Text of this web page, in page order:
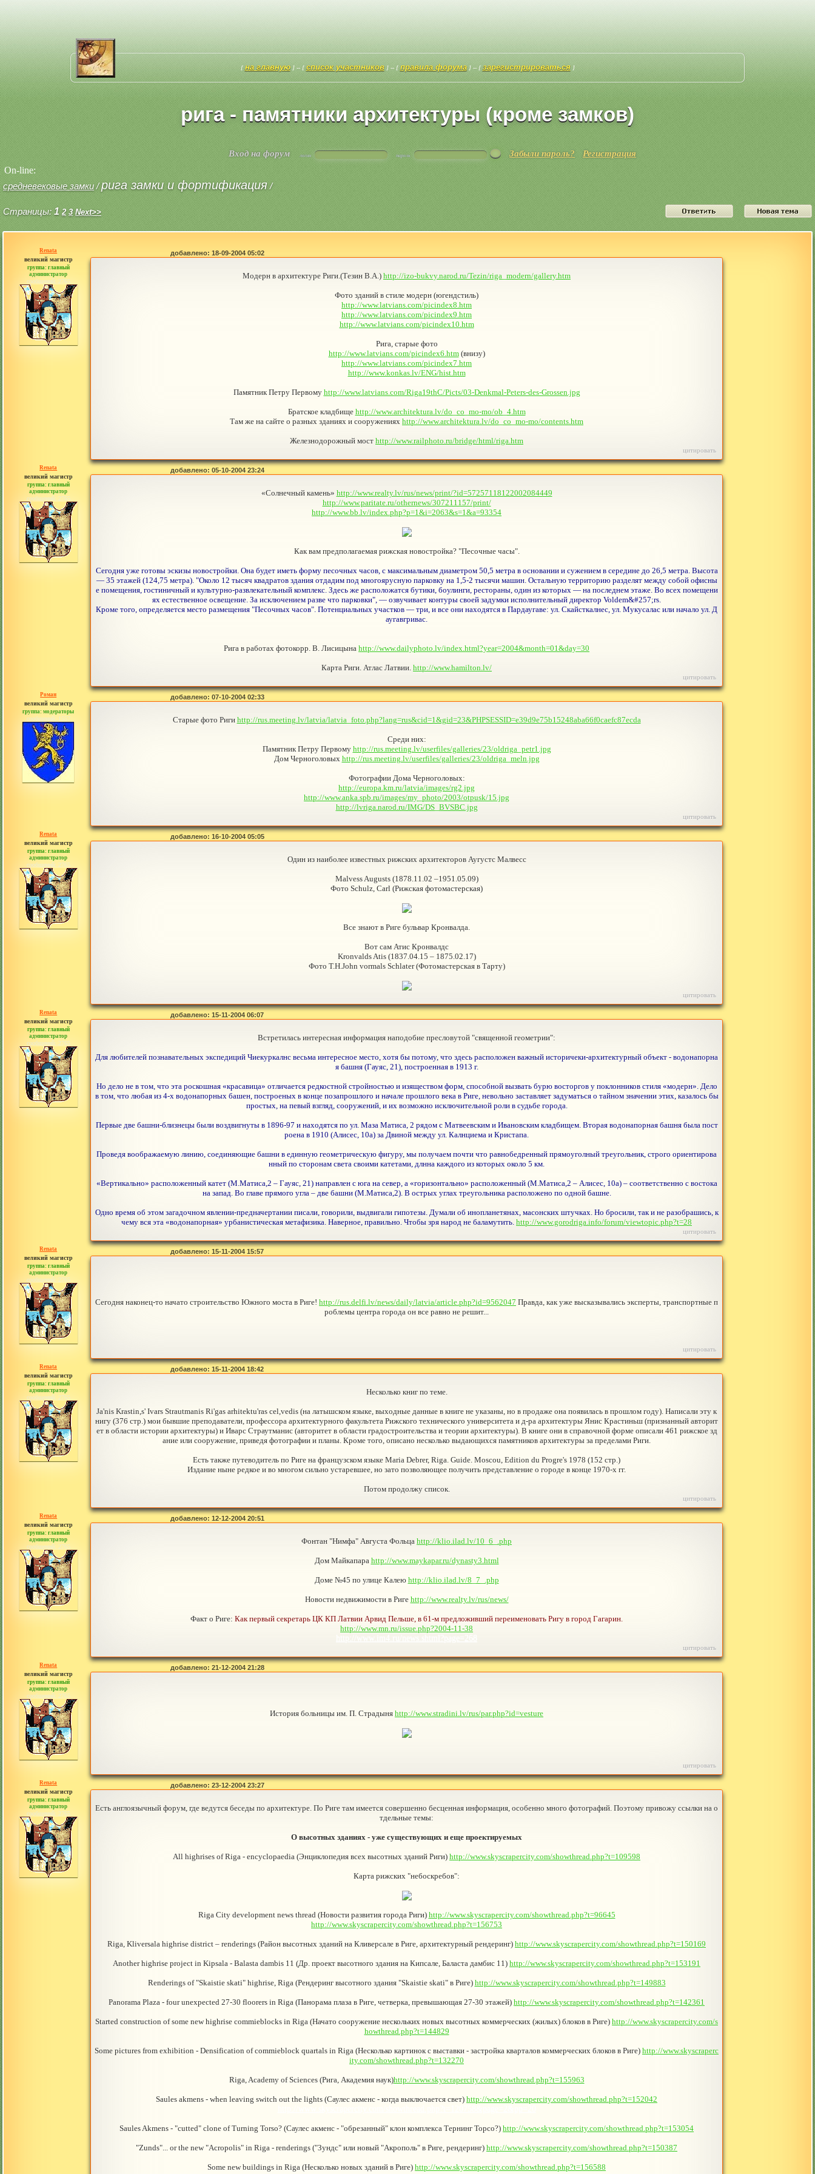
[ на главную] -- [ список участников] -- [ правила форума] -- [ зарегистрироваться]
рига - памятники архитектуры (кроме замков)
Вход на форум логин пароль Забыли пароль? Регистрация
On-line:
средневековые замки /рига замки и фортификация/
Страницы: 1 2 3 Next>>
Renata
великий магистр
группа: главный
администратор
сообщений: 2765
добавлено: 18-09-2004 05:02
Модерн в архитектуре Риги.(Тезин В.А.) http://izo-bukvy.narod.ru/Tezin/riga_modern/gallery.htm
Фото зданий в стиле модерн (югендстиль)
http://www.latvians.com/picindex8.htm
http://www.latvians.com/picindex9.htm
http://www.latvians.com/picindex10.htm
Рига, старые фото
http://www.latvians.com/picindex6.htm(внизу)
http://www.latvians.com/picindex7.htm
http://www.konkas.lv/ENG/hist.htm
Памятник Петру Первому http://www.latvians.com/Riga19thC/Picts/03-Denkmal-Peters-des-Grossen.jpg
Братское кладбище http://www.architektura.lv/do_co_mo-mo/ob_4.htm
Там же на сайте о разных зданиях и сооружениях http://www.architektura.lv/do_co_mo-mo/contents.htm
Железнодорожный мост http://www.railphoto.ru/bridge/html/riga.htm
цитировать
Renata
великий магистр
группа: главный
администратор
сообщений: 2765
добавлено: 05-10-2004 23:24
«Солнечный камень» http://www.realty.lv/rus/news/print/?id=57257118122002084449
http://www.paritate.ru/othernews/307211157/print/
http://www.bb.lv/index.php?p=1&i=2063&s=1&a=93354
Как вам предполагаемая рижская новостройка? "Песочные часы".
Сегодня уже готовы эскизы новостройки. Она будет иметь форму песочных часов, с максимальным диаметром 50,5 метра в основании и сужением в середине до 26,5 метра. Высота
— 35 этажей (124,75 метра). "Около 12 тысяч квадратов здания отдадим под многоярусную парковку на 1,5-2 тысячи машин. Остальную территорию разделят между собой офисны
е помещения, гостиничный и культурно-развлекательный комплекс. Здесь же расположатся бутики, боулинги, рестораны, один из которых — на последнем этаже. Во всех помещени
ях естественное освещение. За исключением разве что парковки", — озвучивает контуры своей задумки исполнительный директор Voldem&#257;rs.
Кроме того, определяется место размещения "Песочных часов". Потенциальных участков — три, и все они находятся в Пардаугаве: ул. Скайсткалнес, ул. Мукусалас или начало ул. Д
аугавгривас.
Рига в работах фотокорр. В. Лисицына http://www.dailyphoto.lv/index.html?year=2004&month=01&day=30
Карта Риги. Атлас Латвии. http://www.hamilton.lv/
цитировать
Роман
великий магистр
группа: модераторы
сообщений: 1557
добавлено: 07-10-2004 02:33
Старые фото Риги http://rus.meeting.lv/latvia/latvia_foto.php?lang=rus&cid=1&gid=23&PHPSESSID=e39d9e75b15248aba66f0caefc87ecda
Среди них:
Памятник Петру Первому http://rus.meeting.lv/userfiles/galleries/23/oldriga_petr1.jpg
Дом Черноголовых http://rus.meeting.lv/userfiles/galleries/23/oldriga_meln.jpg
Фотографии Дома Черноголовых:
http://europa.km.ru/latvia/images/rg2.jpg
http://www.anka.spb.ru/images/my_photo/2003/otpusk/15.jpg
http://lvriga.narod.ru/IMG/DS_BVSBC.jpg
цитировать
Renata
великий магистр
группа: главный
администратор
сообщений: 2765
добавлено: 16-10-2004 05:05
Один из наиболее известных рижских архитекторов Аугустс Малвесс
Malvess Augusts (1878.11.02 –1951.05.09)
Фото Schulz, Carl (Рижская фотомастерская)
Все знают в Риге бульвар Кронвалда.
Вот сам Атис Кронвалдс
Kronvalds Atis (1837.04.15 – 1875.02.17)
Фото T.H.John vormals Schlater (Фотомастерская в Тарту)
цитировать
Renata
великий магистр
группа: главный
администратор
сообщений: 2765
добавлено: 15-11-2004 06:07
Встретилась интересная информация наподобие пресловутой "священной геометрии":
Для любителей познавательных экспедиций Чиекуркалнс весьма интересное место, хотя бы потому, что здесь расположен важный историчеки-архитектурный объект - водонапорна
я башня (Гауяс, 21), построенная в 1913 г.
Но дело не в том, что эта роскошная «красавица» отличается редкостной стройностью и изяществом форм, способной вызвать бурю восторгов у поклонников стиля «модерн». Дело
в том, что любая из 4-х водонапорных башен, построеных в конце позапрошлого и начале прошлого века в Риге, невольно заставляет задуматься о тайном значении этих, казалось бы
простых, на певый взгляд, сооружений, и их возможно исключительной роли в судьбе города.
Первые две башни-близнецы были воздвигнуты в 1896-97 и находятся по ул. Маза Матиса, 2 рядом с Матвеевским и Ивановским кладбищем. Вторая водонапорная башня была пост
роена в 1910 (Алисес, 10а) за Двиной между ул. Калнциема и Кристапа.
Проведя воображаемую линию, соединяющие башни в единную геометрическую фигуру, мы получаем почти что равнобедренный прямоуголный треугольник, строго ориентирова
нный по сторонам света своими катетами, длнна каждого из которых около 5 км.
«Вертикально» расположенный катет (М.Матиса,2 – Гауяс, 21) направлен с юга на север, а «горизонтально» расположенный (М.Матиса,2 – Алисес, 10а) – соответственно с востока
на запад. Во главе прямого угла – две башни (М.Матиса,2). В острых углах треугольника расположено по одной башне.
Одно время об этом загадочном явлении-предначертании писали, говорили, выдвигали гипотезы. Думали об инопланетянах, масонских штучках. Но бросили, так и не разобрашись, к
чему вся эта «водонапорная» урбанистическая метафизика. Наверное, правильно. Чтобы зря народ не баламутить. http://www.gorodriga.info/forum/viewtopic.php?t=28
цитировать
Renata
великий магистр
группа: главный
администратор
сообщений: 2765
добавлено: 15-11-2004 15:57
Сегодня наконец-то начато строительство Южного моста в Риге! http://rus.delfi.lv/news/daily/latvia/article.php?id=9562047 Правда, как уже высказывались эксперты, транспортные п
роблемы центра города он все равно не решит...
цитировать
Renata
великий магистр
группа: главный
администратор
сообщений: 2765
добавлено: 15-11-2004 18:42
Несколько книг по теме.
Ja'nis Krastin,s' Ivars Strautmanis Ri'gas arhitektu'ras cel,vedis (на латышском языке, выходные данные в книге не указаны, но в продаже она появилась в прошлом году). Написали эту к
нигу (376 стр.) мои бывшие преподаватели, профессора архитектурного факультета Рижского технического университета и д-ра архитектуры Янис Крастиньш (признанный авторит
ет в области истории архитектуры) и Иварс Страутманис (авторитет в области градостроительства и теории архитектуры). В книге они в справочной форме описали 461 рижское зд
ание или сооружение, приведя фотографии и планы. Кроме того, описано несколько выдающихся памятников архитектуры за пределами Риги.
Есть также путеводитель по Риге на французском языке Maria Debrer, Riga. Guide. Moscou, Edition du Progre's 1978 (152 стр.)
Издание ныне редкое и во многом сильно устаревшее, но зато позволяющее получить представление о городе в конце 1970-х гг.
Потом продолжу список.
цитировать
Renata
великий магистр
группа: главный
администратор
сообщений: 2765
добавлено: 12-12-2004 20:51
Фонтан "Нимфа" Августа Фольца http://klio.ilad.lv/10_6_.php
Дом Майкапара http://www.maykapar.ru/dynasty3.html
Доме №45 по улице Калею http://klio.ilad.lv/8_7_.php
Новости недвижимости в Риге http://www.realty.lv/rus/news/
Факт о Риге: Как первый секретарь ЦК КП Латвии Арвид Пельше, в 61-м предложивший переименовать Ригу в город Гагарин.
http://www.mn.ru/issue.php?2004-11-38
цитировать
Renata
великий магистр
группа: главный
администратор
сообщений: 2765
добавлено: 21-12-2004 21:28
История больницы им. П. Страдыня http://www.stradini.lv/rus/par.php?id=vesture
цитировать
Renata
великий магистр
группа: главный
администратор
сообщений: 2765
добавлено: 23-12-2004 23:27
Есть англоязычный форум, где ведутся беседы по архитектуре. По Риге там имеется совершенно бесценная информация, особенно много фотографий. Поэтому привожу ссылки на о
тдельные темы:
О высотных зданиях - уже существующих и еще проектируемых
All highrises of Riga - encyclopaedia (Энциклопедия всех высотных зданий Риги) http://www.skyscrapercity.com/showthread.php?t=109598
Карта рижских "небоскребов":
Riga City development news thread (Новости развития города Риги) http://www.skyscrapercity.com/showthread.php?t=96645
http://www.skyscrapercity.com/showthread.php?t=156753
Riga, Kliversala highrise district – renderings (Район высотных зданий на Кливерсале в Риге, архитектурный рендеринг) http://www.skyscrapercity.com/showthread.php?t=150169
Another highrise project in Kipsala - Balasta dambis 11 (Др. проект высотного здания на Кипсале, Баласта дамбис 11) http://www.skyscrapercity.com/showthread.php?t=153191
Renderings of "Skaistie skati" highrise, Riga (Рендеринг высотного здания "Skaistie skati" в Риге) http://www.skyscrapercity.com/showthread.php?t=149883
Panorama Plaza - four unexpected 27-30 floorers in Riga (Панорама плаза в Риге, четверка, превышающая 27-30 этажей) http://www.skyscrapercity.com/showthread.php?t=142361
Started construction of some new highrise commieblocks in Riga (Начато сооружение нескольких новых высотных коммерческих (жилых) блоков в Риге) http://www.skyscrapercity.com/s
howthread.php?t=144829
Some pictures from exhibition - Densification of commieblock quartals in Riga (Несколько картинок с выставки - застройка кварталов коммерческих блоков в Риге) http://www.skyscraperc
ity.com/showthread.php?t=132270
Riga, Academy of Sciences (Рига, Академия наук)http://www.skyscrapercity.com/showthread.php?t=155963
Saules akmens - when leaving switch out the lights (Саулес акменс - когда выключается свет) http://www.skyscrapercity.com/showthread.php?t=152042
Saules Akmens - "cutted" clone of Turning Torso? (Саулес акменс - "обрезанный" клон комплекса Тернинг Торсо?) http://www.skyscrapercity.com/showthread.php?t=153054
"Zunds"... or the new "Acropolis" in Riga - renderings ("Зундс" или новый "Акрополь" в Риге, рендеринг) http://www.skyscrapercity.com/showthread.php?t=150387
Some new buildings in Riga (Несколько новых зданий в Риге) http://www.skyscrapercity.com/showthread.php?t=156588